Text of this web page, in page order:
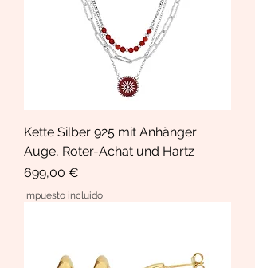
Kette Silber 925 mit Anhänger
Auge, Roter-Achat und Hartz
Precio
699,00 €
Impuesto incluido